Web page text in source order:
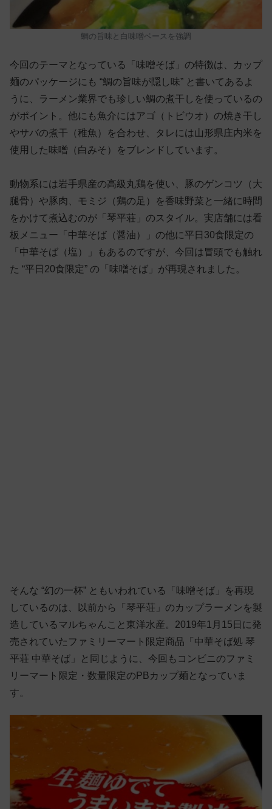
鯛の旨味と白味噌ベースを強調
今回のテーマとなっている「味噌そば」の特徴は、カップ
麺のパッケージにも “鯛の旨味が隠し味” と書いてあるよ
うに、ラーメン業界でも珍しい鯛の煮干しを使っているの
がポイント。他にも魚介にはアゴ（トビウオ）の焼き干し
やサバの煮干（稚魚）を合わせ、タレには山形県庄内米を
使用した味噌（白みそ）をブレンドしています。
動物系には岩手県産の高級丸鶏を使い、豚のゲンコツ（大
腿骨）や豚肉、モミジ（鶏の足）を香味野菜と一緒に時間
をかけて煮込むのが「琴平荘」のスタイル。実店舗には看
板メニュー「中華そば（醤油）」の他に平日30食限定の
「中華そば（塩）」もあるのですが、今回は冒頭でも触れ
た “平日20食限定” の「味噌そば」が再現されました。
そんな “幻の一杯” ともいわれている「味噌そば」を再現
しているのは、以前から「琴平荘」のカップラーメンを製
造しているマルちゃんこと東洋水産。2019年1月15日に発
売されていたファミリーマート限定商品「中華そば処 琴
平荘 中華そば」と同じように、今回もコンビニのファミ
リーマート限定・数量限定のPBカップ麺となっていま
す。